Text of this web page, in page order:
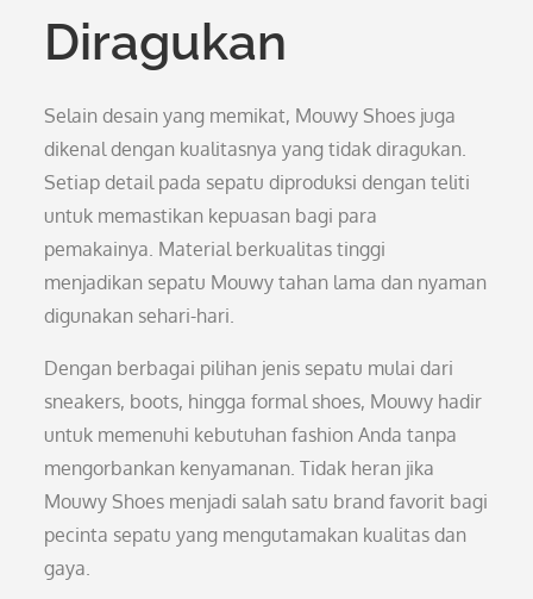
Diragukan
Selain desain yang memikat, Mouwy Shoes juga
dikenal dengan kualitasnya yang tidak diragukan.
Setiap detail pada sepatu diproduksi dengan teliti
untuk memastikan kepuasan bagi para
pemakainya. Material berkualitas tinggi
menjadikan sepatu Mouwy tahan lama dan nyaman
digunakan sehari-hari.
Dengan berbagai pilihan jenis sepatu mulai dari
sneakers, boots, hingga formal shoes, Mouwy hadir
untuk memenuhi kebutuhan fashion Anda tanpa
mengorbankan kenyamanan. Tidak heran jika
Mouwy Shoes menjadi salah satu brand favorit bagi
pecinta sepatu yang mengutamakan kualitas dan
gaya.